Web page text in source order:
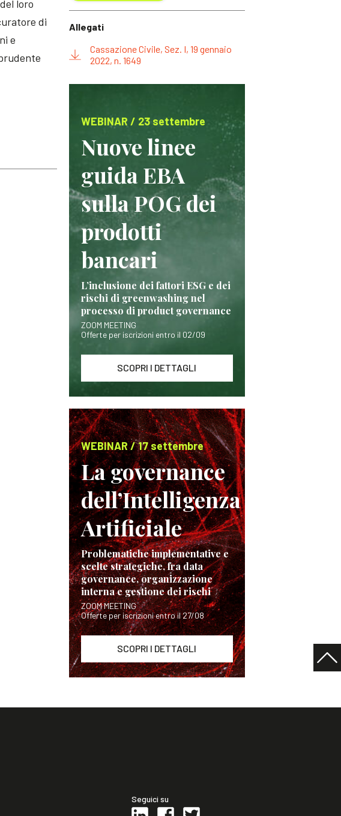
loro
di
e
Allegati
Cassazione Civile, Sez. I, 19 gennaio
2022, n. 1649
WEBINAR / 23 settembre
Nuove linee
guida EBA
sulla POG dei
prodotti
bancari
L’inclusione dei fattori ESG e dei
rischi di greenwashing nel
processo di product governance
ZOOM MEETING
Offerte per iscrizioni entro il 02/09
SCOPRI I DETTAGLI
WEBINAR / 17 settembre
La governance
dell’Intelligenza
Artificiale
Problematiche implementative e
scelte strategiche, fra data
governance, organizzazione
interna e gestione dei rischi
ZOOM MEETING
Offerte per iscrizioni entro il 27/08
SCOPRI I DETTAGLI
Seguici su